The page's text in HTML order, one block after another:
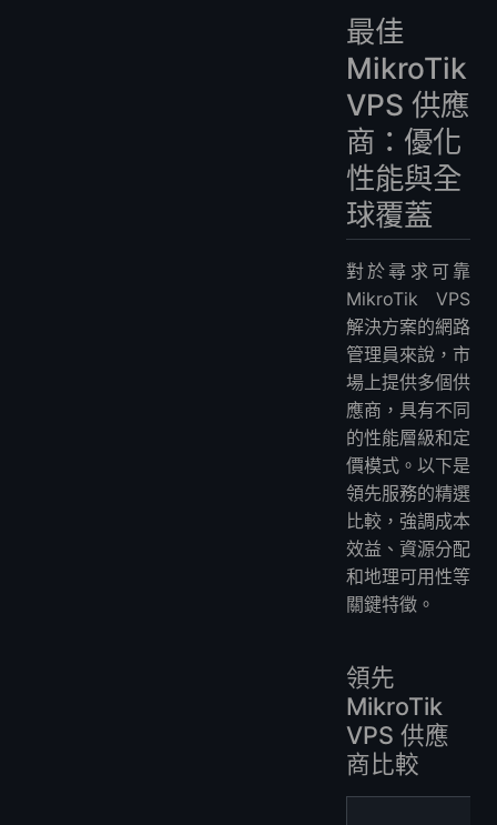
深入供應商分析
最佳
MikroTik
VPS 供應
商：優化
性能與全
球覆蓋
對於尋求可靠
MikroTik VPS
解決方案的網路
管理員來說，市
場上提供多個供
應商，具有不同
的性能層級和定
價模式。以下是
領先服務的精選
比較，強調成本
效益、資源分配
和地理可用性等
關鍵特徵。
領先
MikroTik
VPS 供應
商比較